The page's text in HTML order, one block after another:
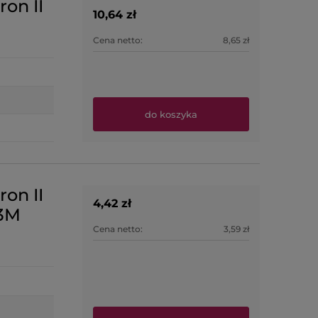
II 10,64 zł
Cena netto: 8,65 zł
do koszyka
II
4,42 zł
Cena netto: 3,59 zł